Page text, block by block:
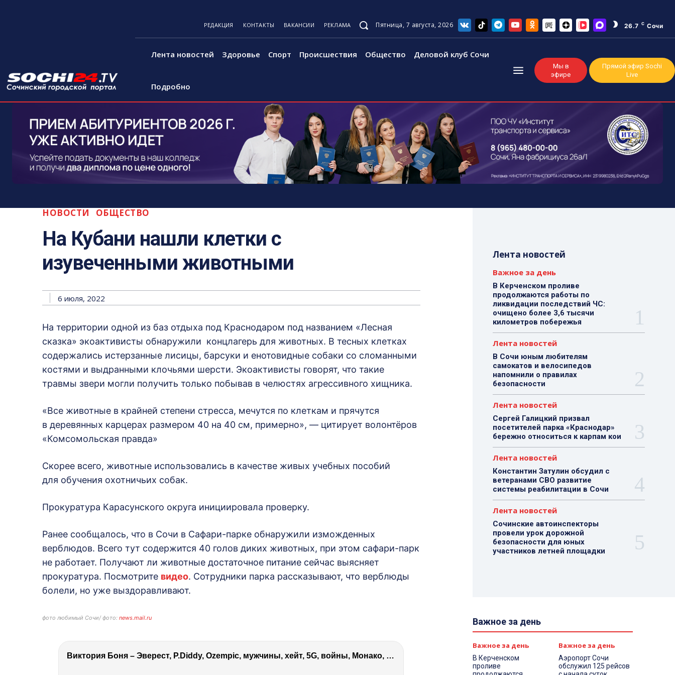
РЕДАКЦИЯ КОНТАКТЫ ВАКАНСИИ РЕКЛАМА Пятница, 7 августа, 2026 26.7 C Сочи
Лента новостей Здоровье Спорт Происшествия Общество Деловой клуб Сочи
Подробно
Мы в
эфире
Прямой эфир Sochi
Live
НОВОСТИ ОБЩЕСТВО
На Кубани нашли клетки с
изувеченными животными
6 июля, 2022
На территории одной из баз отдыха под Краснодаром под названием «Лесная
сказка» экоактивисты обнаружили концлагерь для животных. В тесных клетках
содержались истерзанные лисицы, барсуки и енотовидные собаки со сломанными
костями и выдранными клочьями шерсти. Экоактивисты говорят, что такие
травмы звери могли получить только побывав в челюстях агрессивного хищника.
«Все животные в крайней степени стресса, мечутся по клеткам и прячутся
в деревянных карцерах размером 40 на 40 см, примерно», — цитирует волонтёров
«Комсомольская правда»
Скорее всего, животные использовались в качестве живых учебных пособий
для обучения охотничьих собак.
Прокуратура Карасунского округа инициировала проверку.
Ранее сообщалось, что в Сочи в Сафари-парке обнаружили изможденных
верблюдов. Всего тут содержится 40 голов диких животных, при этом сафари-парк
не работает. Получают ли животные достаточное питание сейчас выясняет
прокуратура. Посмотрите видео. Сотрудники парка рассказывают, что верблюды
болели, но уже выздоравливают.
фото любимый Сочи/ фото: news.mail.ru
Виктория Боня – Эверест, P.Diddy, Ozempic, мужчины, хейт, 5G, войны, Монако, ДОМ-2, Трамп, Собчак
Лента новостей
Важное за день
В Керченском проливе
продолжаются работы по
ликвидации последствий ЧС:
очищено более 3,6 тысячи
километров побережья
Лента новостей
В Сочи юным любителям
самокатов и велосипедов
напомнили о правилах
безопасности
Лента новостей
Сергей Галицкий призвал
посетителей парка «Краснодар»
бережно относиться к карпам кои
Лента новостей
Константин Затулин обсудил с
ветеранами СВО развитие
системы реабилитации в Сочи
Лента новостей
Сочинские автоинспекторы
провели урок дорожной
безопасности для юных
участников летней площадки
Важное за день
Важное за день
В Керченском
проливе
Важное за день
Аэропорт Сочи
обслужил 125 рейсов